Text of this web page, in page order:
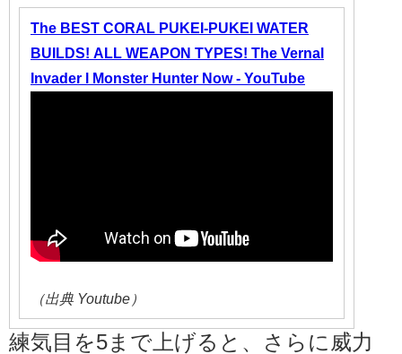
The BEST CORAL PUKEI-PUKEI WATER
BUILDS! ALL WEAPON TYPES! The Vernal
Invader l Monster Hunter Now - YouTube
（出典 Youtube）
練気目を5まで上げると、さらに威力